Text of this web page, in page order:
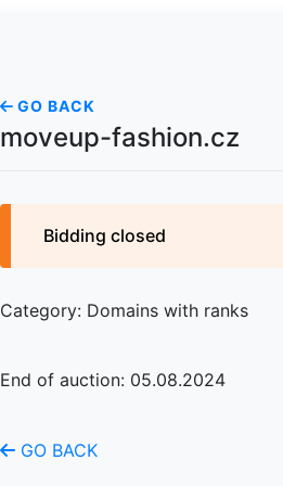
GO BACK
moveup-fashion.cz
Bidding closed
Category: Domains with ranks
End of auction: 05.08.2024
GO BACK